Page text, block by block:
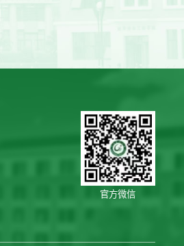
官方微信